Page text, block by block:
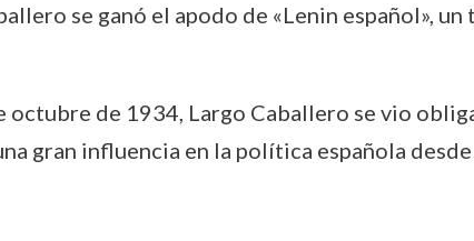
se ganó el apodo de «Lenin español»,
octubre de 1934, Largo Caballero se vio
gran influencia en la política española